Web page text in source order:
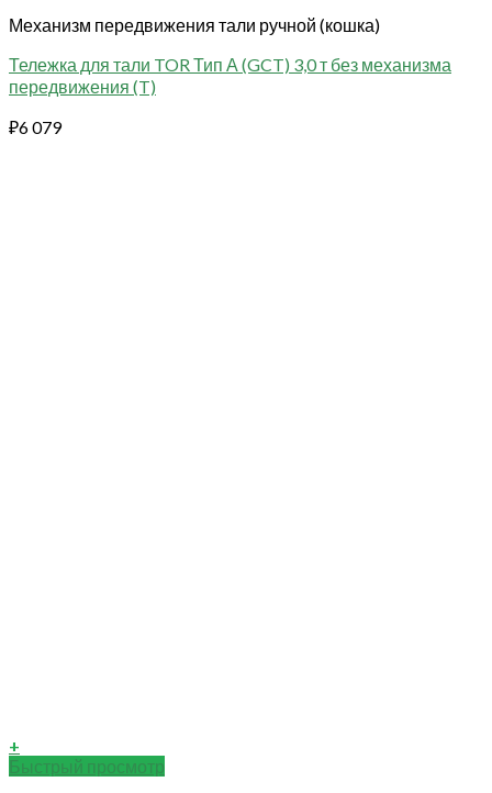
Механизм передвижения тали ручной (кошка)
Тележка для тали TOR Тип А (GCT) 3,0 т без механизма
передвижения (T)
₽6 079
+
Быстрый просмотр